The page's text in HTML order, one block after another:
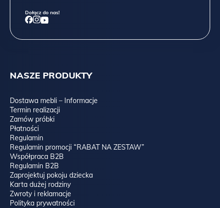
NASZE PRODUKTY
Dostawa mebli – Informacje
Termin realizacji
Zamów próbki
Płatności
Regulamin
Regulamin promocji “RABAT NA ZESTAW”
Współpraca B2B
Regulamin B2B
Zaprojektuj pokoju dziecka
Karta dużej rodziny
Zwroty i reklamacje
Polityka prywatności
Dołącz do nas!